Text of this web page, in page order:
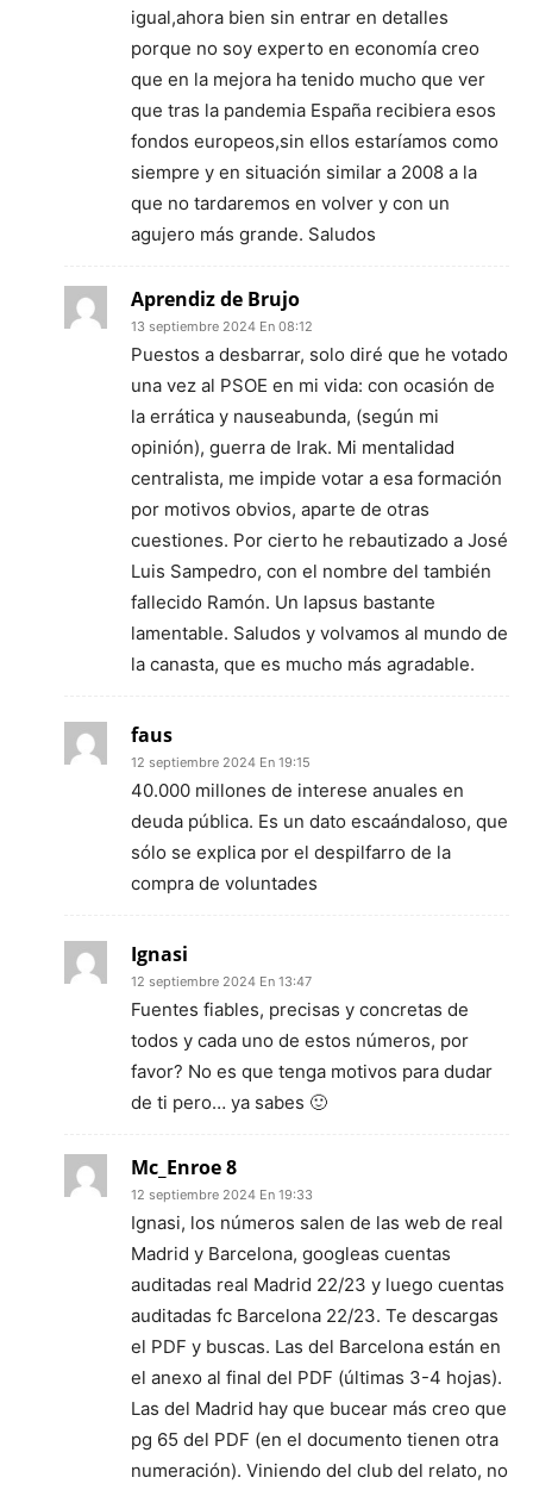
igual,ahora bien sin entrar en detalles
porque no soy experto en economía creo
que en la mejora ha tenido mucho que ver
que tras la pandemia España recibiera esos
fondos europeos,sin ellos estaríamos como
siempre y en situación similar a 2008 a la
que no tardaremos en volver y con un
agujero más grande. Saludos
Aprendiz de Brujo
13 septiembre 2024 En 08:12
Puestos a desbarrar, solo diré que he votado
una vez al PSOE en mi vida: con ocasión de
la errática y nauseabunda, (según mi
opinión), guerra de Irak. Mi mentalidad
centralista, me impide votar a esa formación
por motivos obvios, aparte de otras
cuestiones. Por cierto he rebautizado a José
Luis Sampedro, con el nombre del también
fallecido Ramón. Un lapsus bastante
lamentable. Saludos y volvamos al mundo de
la canasta, que es mucho más agradable.
faus
12 septiembre 2024 En 19:15
40.000 millones de interese anuales en
deuda pública. Es un dato escaándaloso, que
sólo se explica por el despilfarro de la
compra de voluntades
Ignasi
12 septiembre 2024 En 13:47
Fuentes fiables, precisas y concretas de
todos y cada uno de estos números, por
favor? No es que tenga motivos para dudar
de ti pero… ya sabes 🙂
Mc_Enroe 8
12 septiembre 2024 En 19:33
Ignasi, los números salen de las web de real
Madrid y Barcelona, googleas cuentas
auditadas real Madrid 22/23 y luego cuentas
auditadas fc Barcelona 22/23. Te descargas
el PDF y buscas. Las del Barcelona están en
el anexo al final del PDF (últimas 3-4 hojas).
Las del Madrid hay que bucear más creo que
pg 65 del PDF (en el documento tienen otra
numeración). Viniendo del club del relato, no